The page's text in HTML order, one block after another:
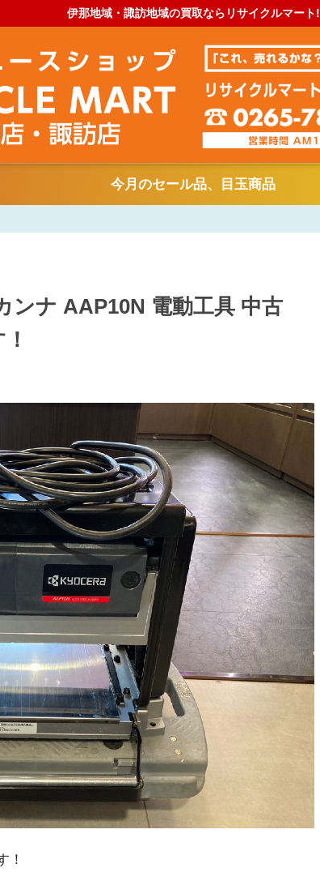
伊那地域・諏訪地域の買取ならリサイクルマート!
今月のセール品、目玉商品
ンナ AAP10N 電動工具 中古
！